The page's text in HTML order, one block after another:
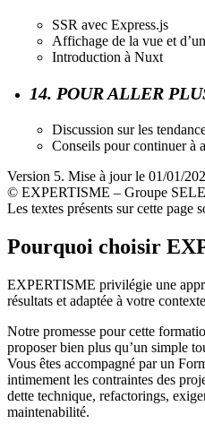
SSR avec Express.js
Affichage de la vue et
Introduction à Nuxt
14. POUR ALLER
Discussion sur les
Conseils pour continuer à
Version 5. Mise à jour le 01/01/
© EXPERTISME – Groupe
Les textes présents sur cette page
Pourquoi choisir
EXPERTISME privilégie une
résultats et adaptée à votre
Notre promesse pour cette
proposer bien plus qu’un simple
Vous êtes accompagné par un
intimement les contraintes des
dette technique, refactorings,
maintenabilité.